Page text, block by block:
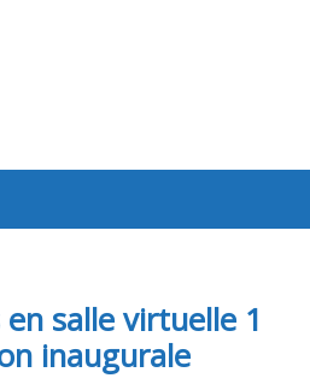
en salle virtuelle 1
inaugurale